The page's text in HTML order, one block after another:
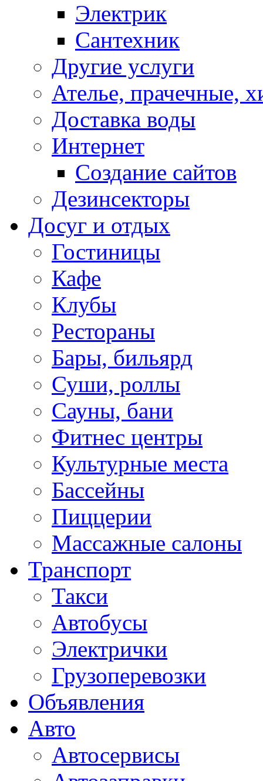
Электрик
Сантехник
Другие услуги
Ателье, прачечные,
Доставка воды
Интернет
Создание сайтов
Дезинсекторы
Досуг и отдых
Гостиницы
Кафе
Клубы
Рестораны
Бары, бильярд
Суши, роллы
Сауны, бани
Фитнес центры
Культурные места
Бассейны
Пиццерии
Массажные салоны
Транспорт
Такси
Автобусы
Электрички
Грузоперевозки
Объявления
Авто
Автосервисы